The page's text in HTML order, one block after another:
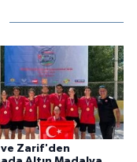
ve Zarif'den